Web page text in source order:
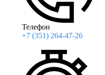
Телефон
+7 (351) 264-47-26